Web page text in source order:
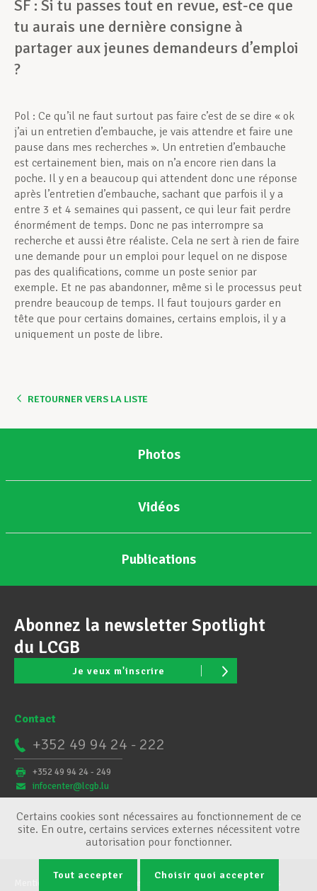
SF : Si tu passes tout en revue, est-ce que
tu aurais une dernière consigne à
partager aux jeunes demandeurs d’emploi
?
Pol : Ce qu’il ne faut surtout pas faire c’est de se dire « ok
j’ai un entretien d’embauche, je vais attendre et faire une
pause dans mes recherches ». Un entretien d’embauche
est certainement bien, mais on n’a encore rien dans la
poche. Il y en a beaucoup qui attendent donc une réponse
après l’entretien d’embauche, sachant que parfois il y a
entre 3 et 4 semaines qui passent, ce qui leur fait perdre
énormément de temps. Donc ne pas interrompre sa
recherche et aussi être réaliste. Cela ne sert à rien de faire
une demande pour un emploi pour lequel on ne dispose
pas des qualifications, comme un poste senior par
exemple. Et ne pas abandonner, même si le processus peut
prendre beaucoup de temps. Il faut toujours garder en
tête que pour certains domaines, certains emplois, il y a
uniquement un poste de libre.
RETOURNER VERS LA LISTE
Photos
Vidéos
Publications
Abonnez la newsletter Spotlight
du LCGB
Je veux m'inscrire
Contact
+352 49 94 24 - 222
+352 49 94 24 - 249
infocenter@lcgb.lu
Conditions générales Gestion des cookies
Certains cookies sont nécessaires au fonctionnement de ce
site. En outre, certains services externes nécessitent votre
autorisation pour fonctionner.
Tout accepter Choisir quoi accepter